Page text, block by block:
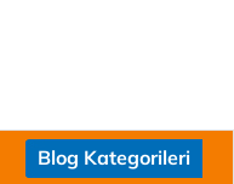
Blog Kategorileri